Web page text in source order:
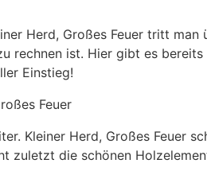
Herd, Großes Feuer tritt
rechnen ist. Hier gibt es
Einstieg!
Kleiner Herd, Großes Feuer
zuletzt die schönen